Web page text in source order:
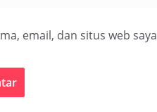
email, dan situs web